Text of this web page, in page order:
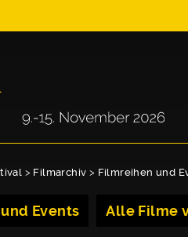
> Filmarchiv > Filmreihen und
Events Alle Filme